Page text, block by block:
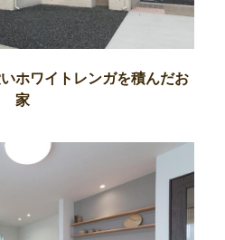
ホワイトレンガを積んだお
家